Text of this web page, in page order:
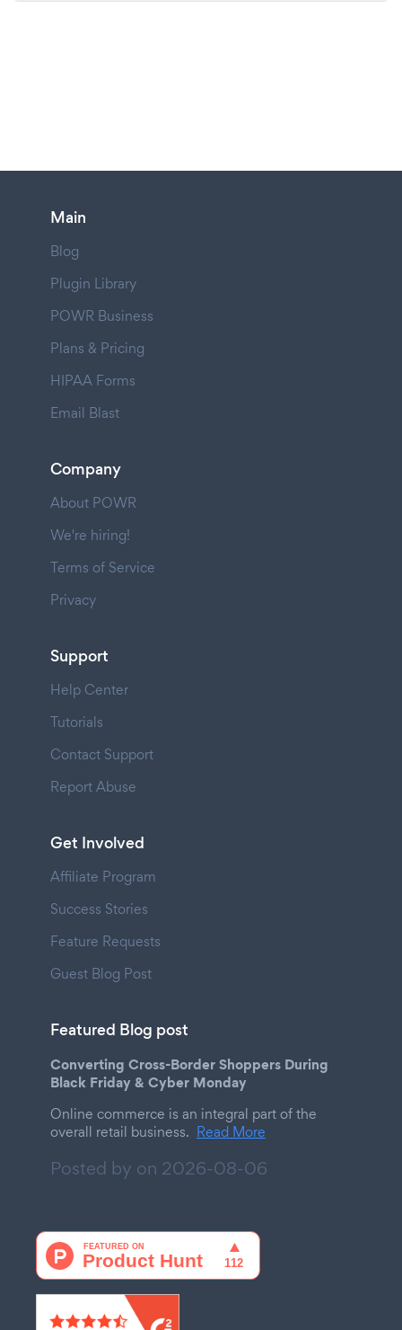
Main
Blog
Plugin Library
POWR Business
Plans & Pricing
HIPAA Forms
Email Blast
Company
About POWR
We're hiring!
Terms of Service
Privacy
Support
Help Center
Tutorials
Contact Support
Report Abuse
Get Involved
Affiliate Program
Success Stories
Feature Requests
Guest Blog Post
Featured Blog post
Converting Cross-Border Shoppers During
Black Friday & Cyber Monday
Online commerce is an integral part of the
overall retail business. Read More
Posted by on 2026-08-06